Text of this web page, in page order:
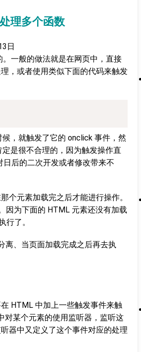
理多个函数
日
一般的做法就是在网页中，直接
，或者使用类似下面的代码来触发
，就触发了它的 onclick 事件，然
是很不合理的，因为触发操作直
后的二次开发或者修改带来不
个元素加载完之后才能进行操作。
因为下面的 HTML 元素还没有加载
行了。
离、当页面加载完成之后再去执
HTML 中加上一些触发事件来触
对某个元素的使用监听器，监听这
器中又定义了这个事件对应的处理